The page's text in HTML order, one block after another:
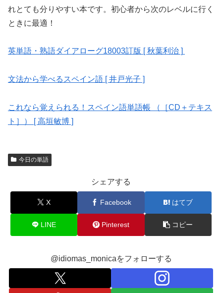
れとても分りやすい本です。初心者から次のレベルに行く
ときに最適！
英単語・熟語ダイアローグ18003訂版 [ 秋葉利治 ]
文法から学べるスペイン語 [ 井戸光子 ]
これなら覚えられる！スペイン語単語帳 （［CD＋テキス
ト］） [ 高垣敏博 ]
今日の単語
シェアする
X Facebook はてブ
LINE Pinterest コピー
@idiomas_monicaをフォローする